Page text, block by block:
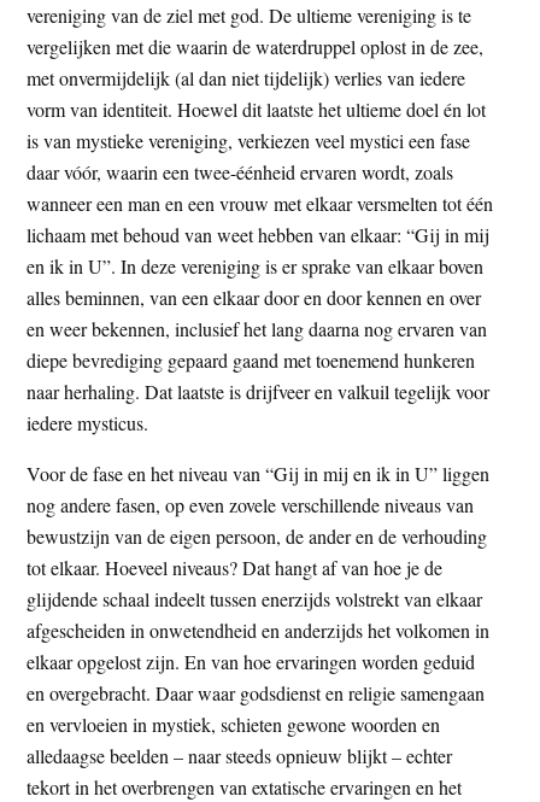
vereniging van de ziel met god. De ultieme vereniging is te
vergelijken met die waarin de waterdruppel oplost in de zee,
met onvermijdelijk (al dan niet tijdelijk) verlies van iedere
vorm van identiteit. Hoewel dit laatste het ultieme doel én lot
is van mystieke vereniging, verkiezen veel mystici een fase
daar vóór, waarin een twee-éénheid ervaren wordt, zoals
wanneer een man en een vrouw met elkaar versmelten tot één
lichaam met behoud van weet hebben van elkaar: “Gij in mij
en ik in U”. In deze vereniging is er sprake van elkaar boven
alles beminnen, van een elkaar door en door kennen en over
en weer bekennen, inclusief het lang daarna nog ervaren van
diepe bevrediging gepaard gaand met toenemend hunkeren
naar herhaling. Dat laatste is drijfveer en valkuil tegelijk voor
iedere mysticus.
Voor de fase en het niveau van “Gij in mij en ik in U” liggen
nog andere fasen, op even zovele verschillende niveaus van
bewustzijn van de eigen persoon, de ander en de verhouding
tot elkaar. Hoeveel niveaus? Dat hangt af van hoe je de
glijdende schaal indeelt tussen enerzijds volstrekt van elkaar
afgescheiden in onwetendheid en anderzijds het volkomen in
elkaar opgelost zijn. En van hoe ervaringen worden geduid
en overgebracht. Daar waar godsdienst en religie samengaan
en vervloeien in mystiek, schieten gewone woorden en
alledaagse beelden – naar steeds opnieuw blijkt – echter
tekort in het overbrengen van extatische ervaringen en het